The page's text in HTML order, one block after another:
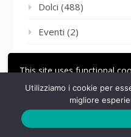
This site uses functional
improve your experience.
LE MIE IMPOSTAZIONI
Dolci (488)
Eventi (2)
Gelato e semifreddi
Gluten freee (6)
Grandi lievitati(44)
I miei viaggi(3)
Utilizziamo i cookie per
migliore